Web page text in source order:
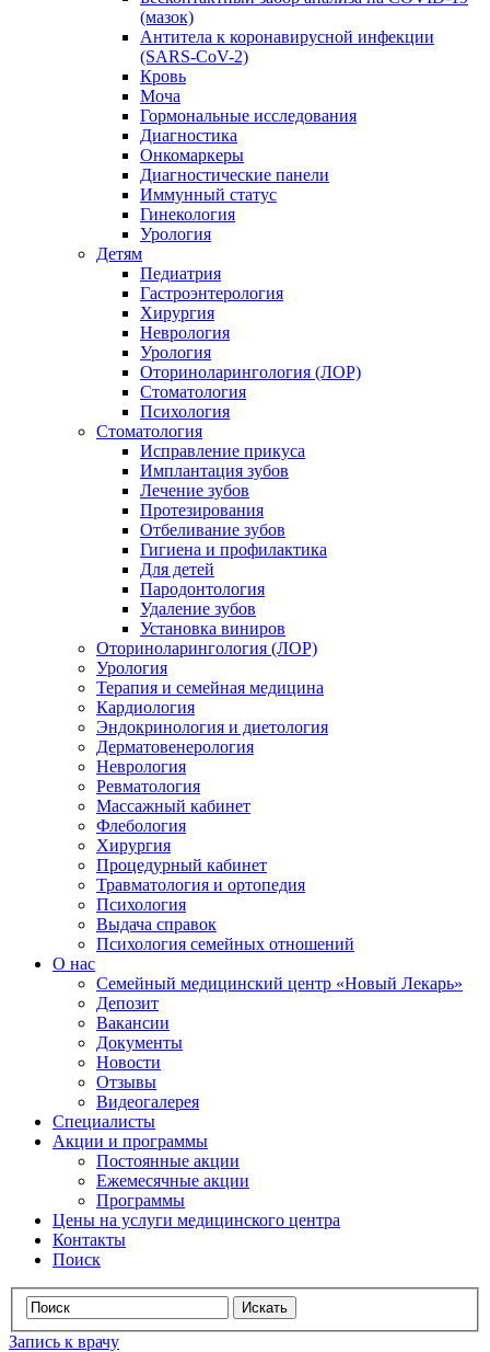
(мазок)
Антитела к коронавирусной инфекции
(SARS-CoV-2)
Кровь
Моча
Гормональные исследования
Диагностика
Онкомаркеры
Диагностические панели
Иммунный статус
Гинекология
Урология
Детям
Педиатрия
Гастроэнтерология
Хирургия
Неврология
Урология
Оториноларингология (ЛОР)
Стоматология
Психология
Стоматология
Исправление прикуса
Имплантация зубов
Лечение зубов
Протезирования
Отбеливание зубов
Гигиена и профилактика
Для детей
Пародонтология
Удаление зубов
Установка виниров
Оториноларингология (ЛОР)
Урология
Терапия и семейная медицина
Кардиология
Эндокринология и диетология
Дерматовенерология
Неврология
Ревматология
Массажный кабинет
Флебология
Хирургия
Процедурный кабинет
Травматология и ортопедия
Психология
Выдача справок
Психология семейных отношений
О нас
Семейный медицинский центр «Новый Лекарь»
Депозит
Вакансии
Документы
Новости
Отзывы
Видеогалерея
Специалисты
Акции и программы
Постоянные акции
Ежемесячные акции
Программы
Цены на услуги медицинского центра
Контакты
Поиск
Запись к врачу